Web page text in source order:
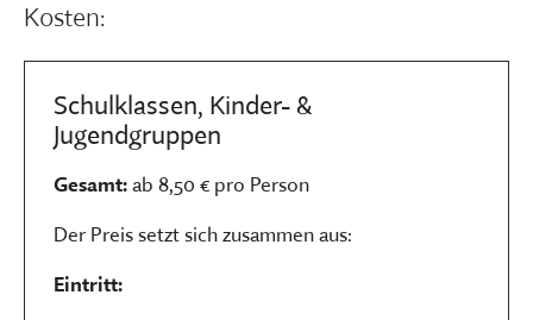
Kosten:
Schulklassen, Kinder- &
Jugendgruppen
Gesamt:ab 8,50 € pro Person
Der Preis setzt sich zusammen aus:
Eintritt: